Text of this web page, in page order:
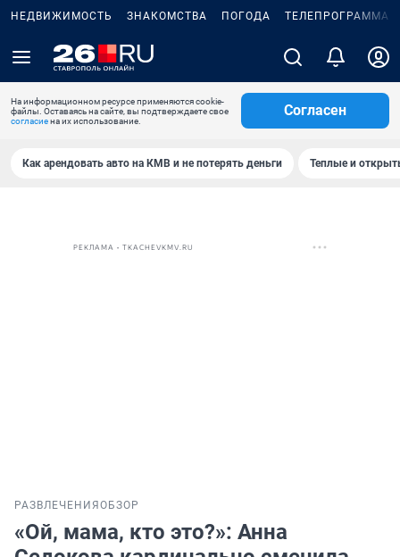
НЕДВИЖИМОСТЬ ЗНАКОМСТВА ПОГОДА ТЕЛЕПРОГРАММА
На информационном ресурсе применяются cookie-
файлы. Оставаясь на сайте, вы подтверждаете свое
согласиена их использование.
Согласен
Как арендовать авто на КМВ и не потерять деньги Теплые и
РЕКЛАМА • TKACHEVKMV.RU
РАЗВЛЕЧЕНИЯ ОБЗОР
«Ой, мама, кто это?»: Анна